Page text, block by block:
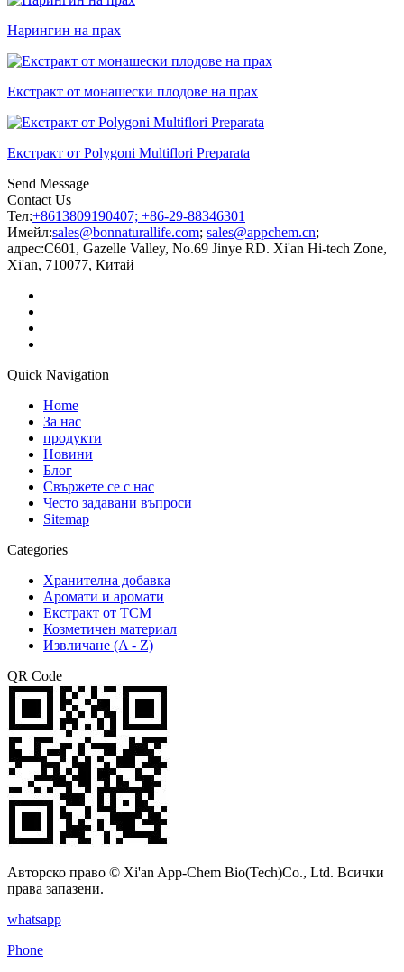
Нарингин на прах
Екстракт от монашески плодове на прах
Екстракт от Polygoni Multiflori Preparata
Send Message
Contact Us
Тел:+8613809190407; +86-29-88346301
Имейл:sales@bonnaturallife.com; sales@appchem.cn;
адрес:C601, Gazelle Valley, No.69 Jinye RD. Xi'an Hi-tech Zone,
Xi'an, 710077, Китай
Quick Navigation
Home
За нас
продукти
Новини
Блог
Свържете се с нас
Често задавани въпроси
Sitemap
Categories
Хранителна добавка
Аромати и аромати
Екстракт от TCM
Козметичен материал
Извличане (A - Z)
QR Code
Авторско право © Xi'an App-Chem Bio(Tech)Co., Ltd. Всички
права запазени.
whatsapp
Phone